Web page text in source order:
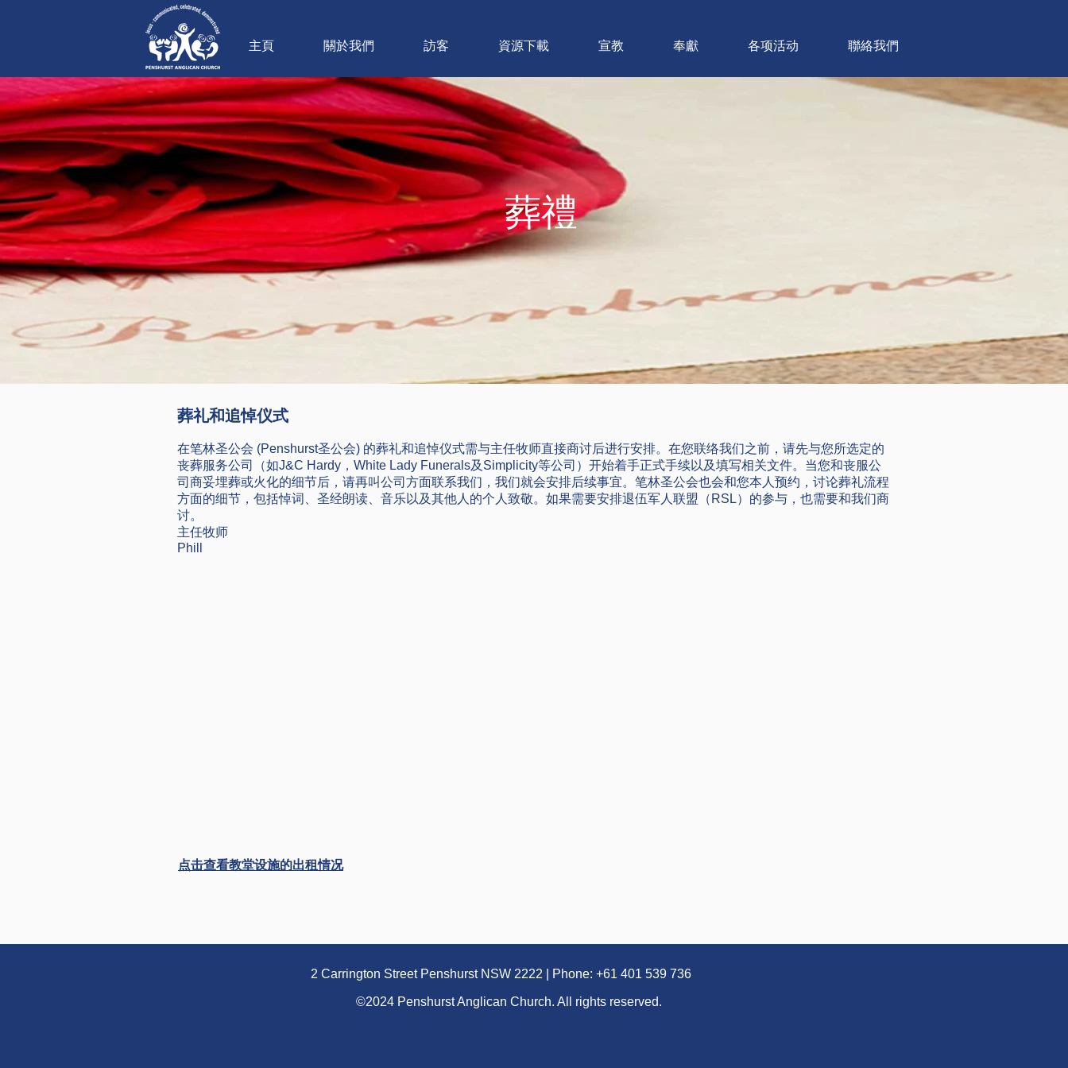
主頁 關於我們 訪客 資源下載 宣教 奉獻 各项活动 聯絡我們
葬禮
点击查看教堂设施的出租情况
葬礼和追悼仪式
在笔林圣公会 (Penshurst圣公会) 的葬礼和追悼仪式需与主任牧师直接商讨后进行安排。在您联络我们之前，请先与您所选定的
丧葬服务公司（如J&C Hardy，White Lady Funerals及Simplicity等公司）开始着手正式手续以及填写相关文件。当您和丧服公
司商妥埋葬或火化的细节后，请再叫公司方面联系我们，我们就会安排后续事宜。笔林圣公会也会和您本人预约，讨论葬礼流程
方面的细节，包括悼词、圣经朗读、音乐以及其他人的个人致敬。如果需要安排退伍军人联盟（RSL）的参与，也需要和我们商
讨。
主任牧师
Phill
2 Carrington Street Penshurst NSW 2222 | Phone: +61 401 539 736
©2024 Penshurst Anglican Church. All rights reserved.